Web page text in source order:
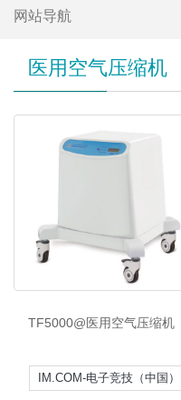
网站导航
医用空气压缩机
TF5000@医用空气压缩机
IM.COM-电子竞技（中国）